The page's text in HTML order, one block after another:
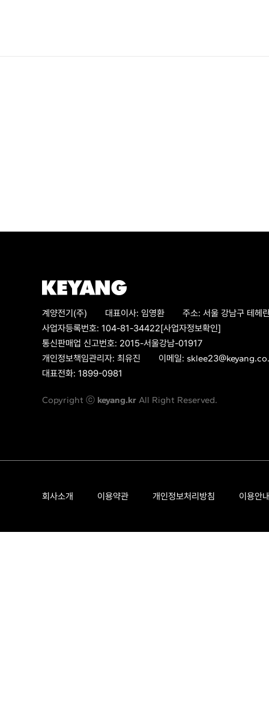
계양전기(주) 대표이사: 임영환 주소: 서울 강남구 테헤
사업자등록번호: 104-81-34422[사업자정보확인]
통신판매업 신고번호: 2015-서울강남-01917
개인정보책임관리자: 최유진 이메일:
대표전화: 1899-0981
Copyright ⓒ keyang.kr All Right Reserved.
회사소개 이용약관 개인정보처리방침 이용안